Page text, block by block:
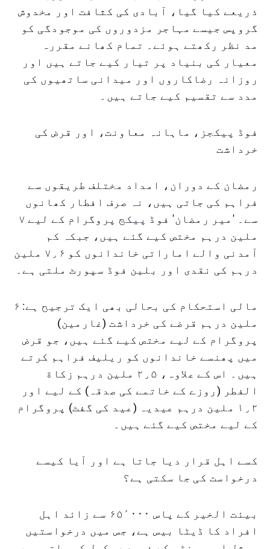
ذریعے کیا گیا، آبادی کی کثافت اور مخدوش
گروپس جیسے مہاجر مزدوروں کی موجودگی کو
مد نظر رکھتے ہوئے۔ تمام کھانے مقررہ
معیار کی بنیاد پر تیار کیے جاتے ہیں اور
روزانہ رضاکاروں اور میدانی ساتھیوں کی
مدد سے تقسیم کیے جاتے ہیں۔
فوڈ پیکجز، ماہانہ معاونت، اور قرض کی
خرداشت
رمضان کے دوران، امداد مختلف طریقوں سے
فراہم کی جاتی ہیں، نہ صرف افطار کھانوں
سے۔ 'میر رمضان' فوڈ پیکج پروگرام کے لیے ۷
ملین درہم مختص کیے گئے ہیں، جبکہ کم
آمدنی والے اماراتی خاندانوں کو ۷٫۶ ملین
درہم کی نقدی اور بلین فوڈ سپورٹ ملتی ہے۔
مالی استحکام کی بحالی بھی ایک ترجیح ہے: ۶
ملین درہم قرضے کی خرداشت (غارمین)
پروگرام کے لیے مختص کیے گئے ہیں، جو قرض
میں پھنسے خاندانوں کو ریلیف فراہم کرتے
ہیں۔ اس کے علاوہ، ۲٫۵ ملین درہم زکاة
الفطر (روزے کے خاتمے کی صدقہ) کے لیے اور
۱٫۲ ملین درہم عیدیہ (عید کی گفٹ) پروگرام
کے لیے مختص کیے گئے ہیں۔
کسے اہل قرار دیا جاتا ہے اور آیا کیسے
درخواست کی جا سکتی ہے؟
بیئت الخیر کے پاس ۶۵٬۰۰۰ سے زائد اہل
افراد کا ڈیٹا بیس ہے، جس میں درخواستیں